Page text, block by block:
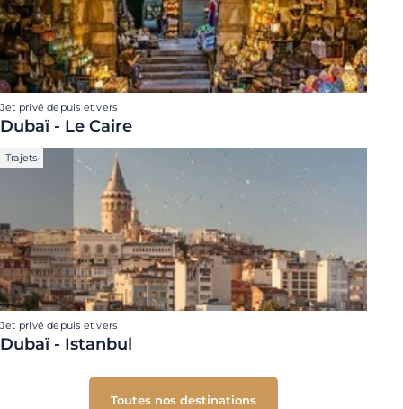
Jet privé depuis et vers
Dubaï - Le Caire
Trajets
Jet privé depuis et vers
Dubaï - Istanbul
Toutes nos destinations